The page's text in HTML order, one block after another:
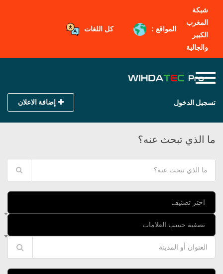
شبكة
المغرب
الكبير
والجالية
المواقع : كل اللغات
تسجيل الدخول إضافة الاعلان
ما الذي تبحث عنه؟
اختر تصنيف
تصفية حسب العلامات